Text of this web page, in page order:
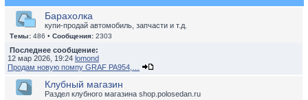
Барахолка
купи-продай автомобиль, запчасти и т.д.
Темы: 486 • Сообщения: 2303
Последнее сообщение:
12 мар 2026, 19:24 lomond
Продам новую помпу GRAF PA954,…
Клубный магазин
Раздел клубного магазина shop.polosedan.ru